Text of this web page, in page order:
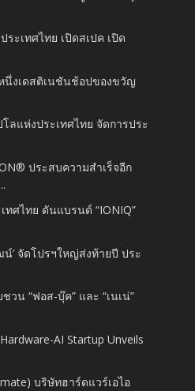
ะเทศไทย เปิดสเปค เปิด
นึ่งเดสติเนชันช้อปของขวัญ
ลแห่งประเทศไทย จัดการประ
ประสบความสำเร็จอีก
ทศไทย ดันแบรนด์ “IONIQ”
’ จัดโปรฯใหญ่ส่งท้ายปี ประ
วน “ฟอส-บุ๊ค” และ “เนเน่”
AI Startup Unveils
บริษัทฮาร์ดแวร์เอไอ